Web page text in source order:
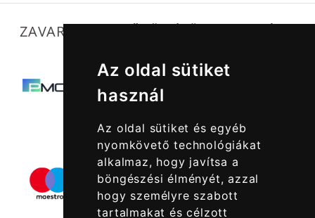
Az oldal sütiket
használ
Az oldal sütiket és egyéb
nyomkövető technológiákat
alkalmaz, hogy javítsa a
böngészési élményét, azzal
hogy személyre szabott
tartalmakat és célzott
ZAVARTALAN MŰKÖDÉSÜNKET SEGÍTIK